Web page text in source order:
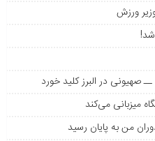
ورزش
شد!
صهیونی در البرز کلید خورد
میزبانی می‌کند
من به پایان رسید